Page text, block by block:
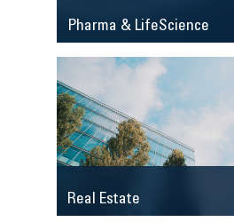
Pharma & LifeScience
Real Estate